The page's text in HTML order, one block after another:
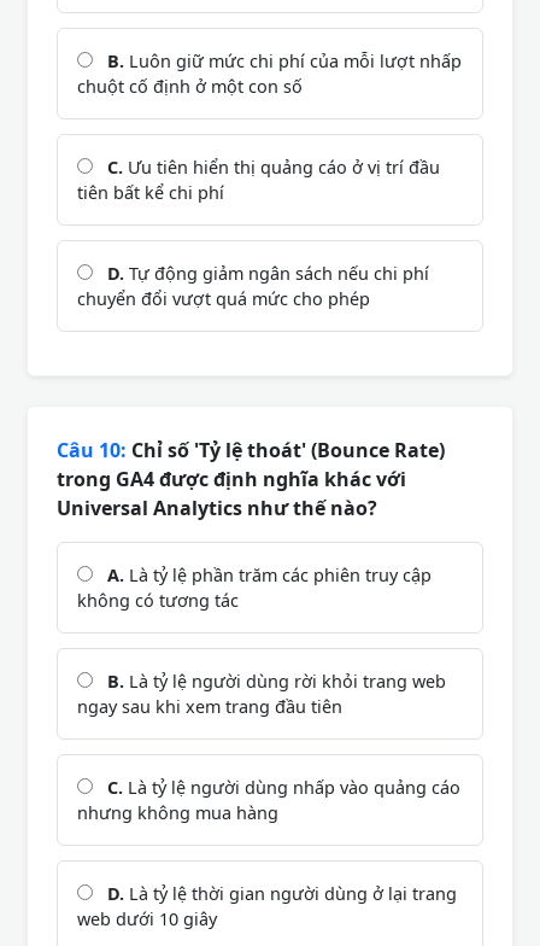
B. Luôn giữ mức chi phí của mỗi lượt nhấp
chuột cố định ở một con số
C. Ưu tiên hiển thị quảng cáo ở vị trí đầu
tiên bất kể chi phí
D. Tự động giảm ngân sách nếu chi phí
chuyển đổi vượt quá mức cho phép
Câu 10: Chỉ số 'Tỷ lệ thoát' (Bounce Rate)
trong GA4 được định nghĩa khác với
Universal Analytics như thế nào?
A. Là tỷ lệ phần trăm các phiên truy cập
không có tương tác
B. Là tỷ lệ người dùng rời khỏi trang web
ngay sau khi xem trang đầu tiên
C. Là tỷ lệ người dùng nhấp vào quảng cáo
nhưng không mua hàng
D. Là tỷ lệ thời gian người dùng ở lại trang
web dưới 10 giây